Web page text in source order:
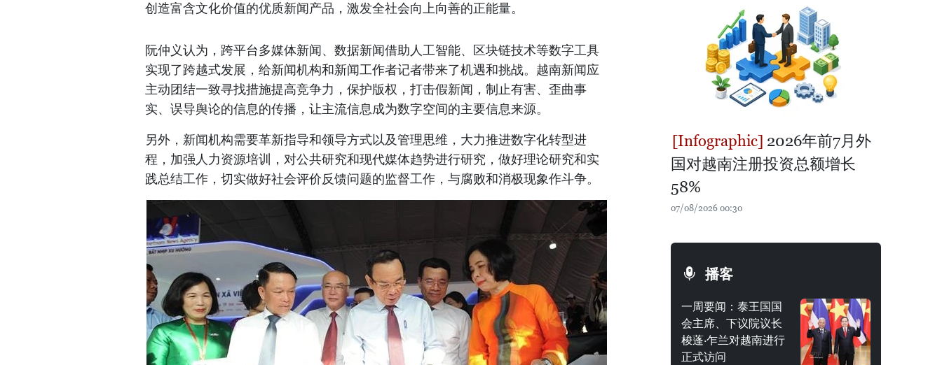
创造富含文化价值的优质新闻产品，激发全社会向上向善的正能量。
阮仲义认为，跨平台多媒体新闻、数据新闻借助人工智能、区块链技术等数字工具
实现了跨越式发展，给新闻机构和新闻工作者记者带来了机遇和挑战。越南新闻应
主动团结一致寻找措施提高竞争力，保护版权，打击假新闻，制止有害、歪曲事
实、误导舆论的信息的传播，让主流信息成为数字空间的主要信息来源。
另外，新闻机构需要革新指导和领导方式以及管理思维，大力推进数字化转型进
程，加强人力资源培训，对公共研究和现代媒体趋势进行研究，做好理论研究和实
践总结工作，切实做好社会评价反馈问题的监督工作，与腐败和消极现象作斗争。
2026年前7月外
国对越南注册投资总额增长
58%
07/08/2026 00:30
播客
一周要闻：泰王国国
会主席、下议院议长
梭蓬·乍兰对越南进行
正式访问